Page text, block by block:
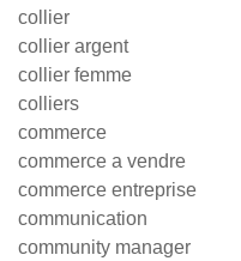
collier
collier argent
collier femme
colliers
commerce
commerce a vendre
commerce entreprise
communication
community manager